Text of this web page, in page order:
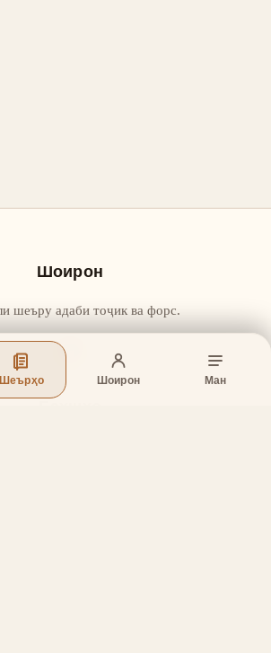
Шеърҳо Шоирон Ман
Шоирон
шеъру адаби тоҷик ва форс.